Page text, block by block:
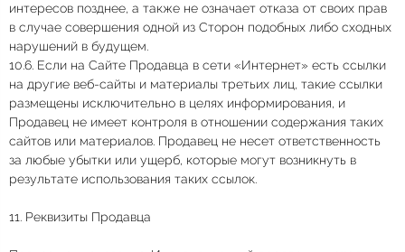
интересов позднее, а также не означает отказа от своих прав
в случае совершения одной из Сторон подобных либо сходных
нарушений в будущем.
10.6. Если на Сайте Продавца в сети «Интернет» есть ссылки
на другие веб-сайты и материалы третьих лиц, такие ссылки
размещены исключительно в целях информирования, и
Продавец не имеет контроля в отношении содержания таких
сайтов или материалов. Продавец не несет ответственность
за любые убытки или ущерб, которые могут возникнуть в
результате использования таких ссылок.
11. Реквизиты Продавца